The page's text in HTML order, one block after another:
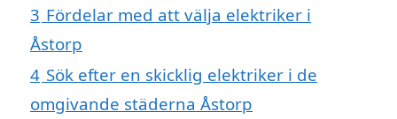
3 Fördelar med att välja elektriker i
Åstorp
4 Sök efter en skicklig elektriker i de
omgivande städerna Åstorp